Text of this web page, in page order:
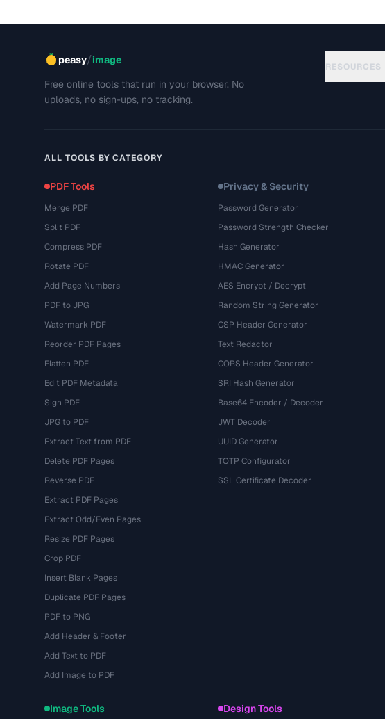
peasy/image
Free online tools that run in your browser. No
uploads, no sign-ups, no tracking.
RESOURCES
ALL TOOLS BY CATEGORY
PDF Tools
Merge PDF
Split PDF
Compress PDF
Rotate PDF
Add Page Numbers
PDF to JPG
Watermark PDF
Reorder PDF Pages
Flatten PDF
Edit PDF Metadata
Sign PDF
JPG to PDF
Extract Text from PDF
Delete PDF Pages
Reverse PDF
Extract PDF Pages
Extract Odd/Even Pages
Resize PDF Pages
Crop PDF
Insert Blank Pages
Duplicate PDF Pages
PDF to PNG
Add Header & Footer
Add Text to PDF
Add Image to PDF
Privacy & Security
Password Generator
Password Strength Checker
Hash Generator
HMAC Generator
AES Encrypt / Decrypt
Random String Generator
CSP Header Generator
Text Redactor
CORS Header Generator
SRI Hash Generator
Base64 Encoder / Decoder
JWT Decoder
UUID Generator
TOTP Configurator
SSL Certificate Decoder
Image Tools Design Tools